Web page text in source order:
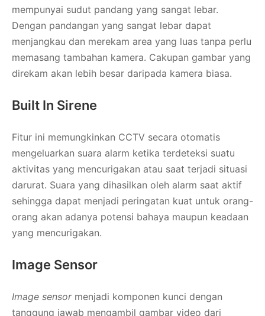
mempunyai sudut pandang yang sangat lebar.
Dengan pandangan yang sangat lebar dapat
menjangkau dan merekam area yang luas tanpa perlu
memasang tambahan kamera. Cakupan gambar yang
direkam akan lebih besar daripada kamera biasa.
Built In Sirene
Fitur ini memungkinkan CCTV secara otomatis
mengeluarkan suara alarm ketika terdeteksi suatu
aktivitas yang mencurigakan atau saat terjadi situasi
darurat. Suara yang dihasilkan oleh alarm saat aktif
sehingga dapat menjadi peringatan kuat untuk orang-
orang akan adanya potensi bahaya maupun keadaan
yang mencurigakan.
Image Sensor
Image sensormenjadi komponen kunci dengan
tanggung jawab mengambil gambar video dari